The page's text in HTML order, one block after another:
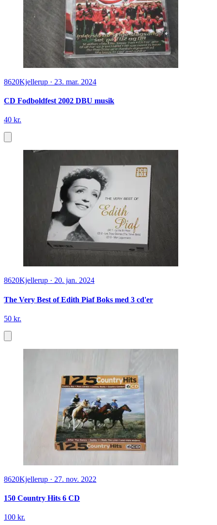
8620Kjellerup · 23. mar. 2024
CD Fodboldfest 2002 DBU musik
40 kr.
8620Kjellerup · 20. jan. 2024
The Very Best of Edith Piaf Boks med 3 cd'er
50 kr.
8620Kjellerup · 27. nov. 2022
150 Country Hits 6 CD
100 kr.